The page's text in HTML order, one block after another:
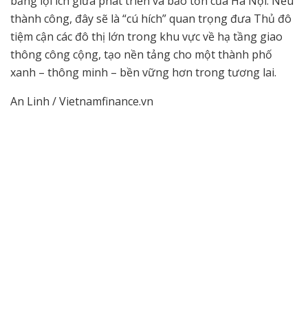
thành công, đây sẽ là “cú hích” quan trọng đưa Thủ đô
tiệm cận các đô thị lớn trong khu vực về hạ tầng giao
thông công cộng, tạo nền tảng cho một thành phố
xanh – thông minh – bền vững hơn trong tương lai.
An Linh / Vietnamfinance.vn